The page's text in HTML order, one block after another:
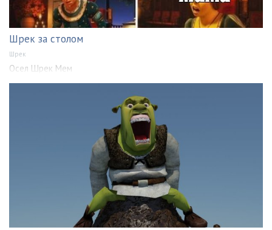
Шрек за столом
Шрек
Осел Шрек Мем